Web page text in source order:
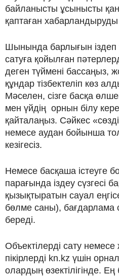
байланысты ұсынысты
қаптаған
Шынында барлығын іздеп
сатуға қойылған
деген түймені бассаңыз,
құндар тізбектеліп көз
Мәселен, сізге басқа
мен үйдің орнын білу
қайталаңыз. Сәйкес
немесе аудан бойынша
кезігесіз.
Немесе басқаша істеуге
парағында іздеу сүзгесі
қызықтыратын сауал
бөлме саны), бағдарлама
береді.
Объектілерді сату
пікірлерді kn.kz үшін
олардың өзектілігінде.